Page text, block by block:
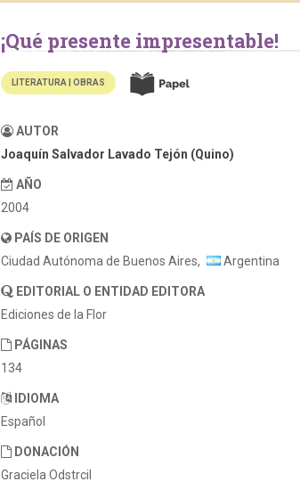
¡Qué presente impresentable!
LITERATURA | OBRAS
AUTOR
Joaquín Salvador Lavado Tejón (Quino)
AÑO
2004
PAÍS DE ORIGEN
Ciudad Autónoma de Buenos Aires,
Argentina
EDITORIAL O ENTIDAD EDITORA
Ediciones de la Flor
PÁGINAS
134
IDIOMA
Español
DONACIÓN
Graciela Odstrcil